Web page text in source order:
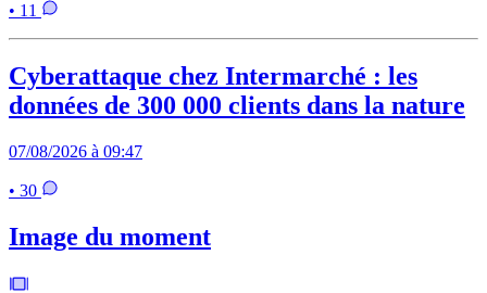
• 11
Cyberattaque chez Intermarché : les
données de 300 000 clients dans la nature
07/08/2026 à 09:47
• 30
Image du moment